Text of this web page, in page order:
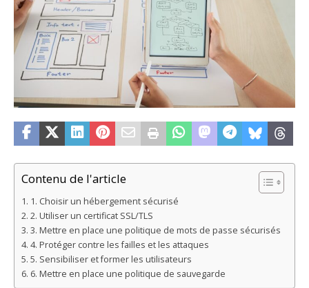
Contenu de l'article
1. Choisir un hébergement sécurisé
2. Utiliser un certificat SSL/TLS
3. Mettre en place une politique de mots de passe sécurisés
4. Protéger contre les failles et les attaques
5. Sensibiliser et former les utilisateurs
6. Mettre en place une politique de sauvegarde